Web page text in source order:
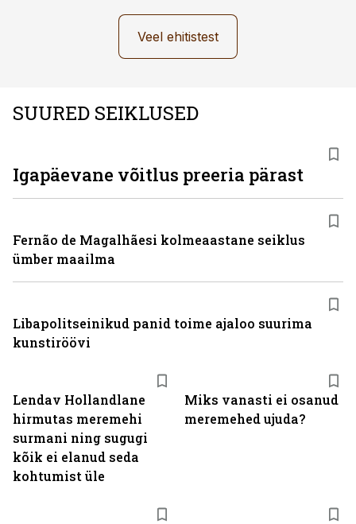
Veel ehitistest
SUURED SEIKLUSED
Lendav Hollandlane
hirmutas meremehi
surmani ning sugugi
kõik ei elanud seda
kohtumist üle
Miks vanasti ei osanud
meremehed ujuda?
Igapäevane võitlus preeria pärast
Fernão de Magalhãesi kolmeaastane seiklus
ümber maailma
Libapolitseinikud panid toime ajaloo suurima
kunstiröövi